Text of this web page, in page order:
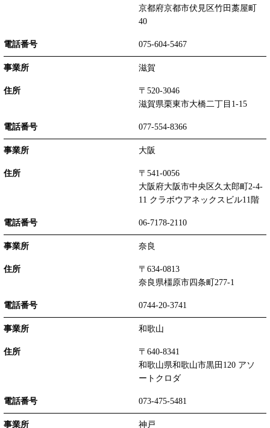
京都府京都市伏見区竹田藁屋町
40
075-604-5467
滋賀
〒520-3046
滋賀県栗東市大橋二丁目1-15
077-554-8366
大阪
〒541-0056
大阪府大阪市中央区久太郎町2-4-
11 クラボウアネックスビル11階
06-7178-2110
奈良
〒634-0813
奈良県橿原市四条町277-1
0744-20-3741
和歌山
〒640-8341
和歌山県和歌山市黒田120 アソ
ートクロダ
073-475-5481
神戸